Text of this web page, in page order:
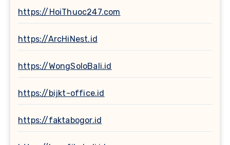
https://HoiThuoc247.com
https://ArcHiNest.id
https://WongSoloBali.id
https://bijkt-office.id
https://faktabogor.id